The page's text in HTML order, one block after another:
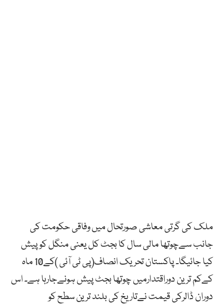
ملک کی گرتی معاشی صورتحال میں وفاقی حکومت کی
جانب سےچوتھا مالی سال کا بجٹ کل یعنی منگل کوپیش
کیا جائیگا۔ پاکستان تحریک انصاف(پی ٹی آئی )کے10 ماہ
کےکم ترین دوراقتدارمیں چوتھا بجٹ پیش ہونےجارہا ہے۔ اس
دوران ڈالرکی قیمت نےتاریخ کی بلند ترین سطح کو